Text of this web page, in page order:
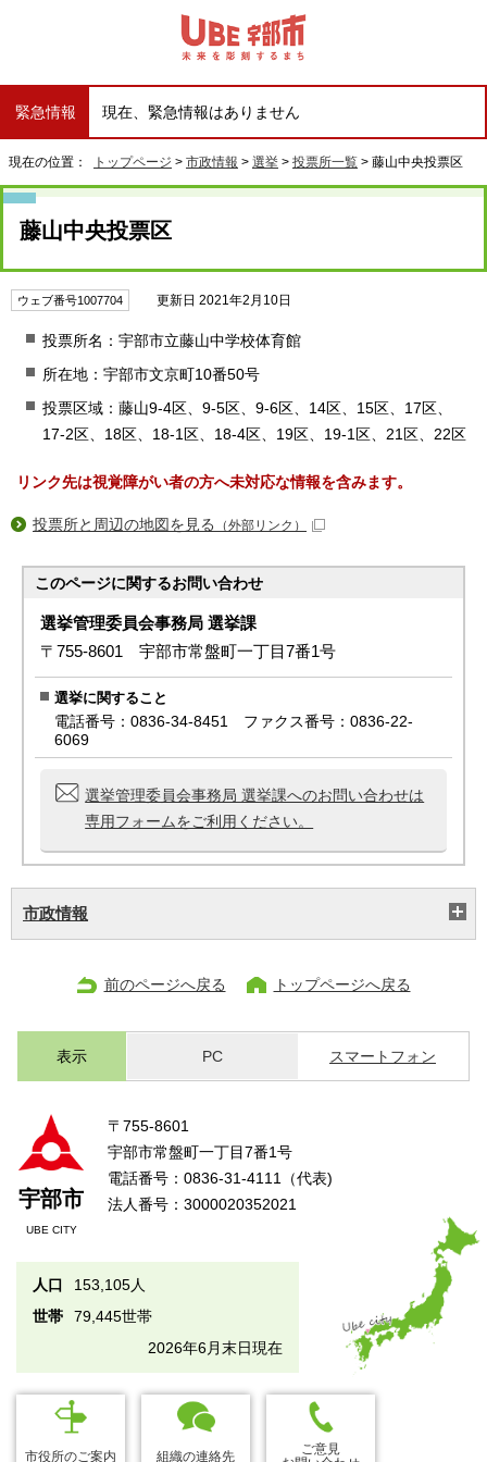
緊急情報 現在、緊急情報はありません
現在の位置： トップページ > 市政情報 > 選挙 > 投票所一覧 > 藤山中央投票区
藤山中央投票区
ウェブ番号1007704 更新日 2021年2月10日
投票所名：宇部市立藤山中学校体育館
所在地：宇部市文京町10番50号
投票区域：藤山9-4区、9-5区、9-6区、14区、15区、17区、
17-2区、18区、18-1区、18-4区、19区、19-1区、21区、22区
リンク先は視覚障がい者の方へ未対応な情報を含みます。
投票所と周辺の地図を見る （外部リンク）
このページに関するお問い合わせ
選挙管理委員会事務局 選挙課
〒755-8601 宇部市常盤町一丁目7番1号
選挙に関すること
電話番号：0836-34-8451 ファクス番号：0836-22-
6069
選挙管理委員会事務局 選挙課へのお問い合わせは
専用フォームをご利用ください。
市政情報
前のページへ戻る トップページへ戻る
表示 PC スマートフォン
宇部市
UBE CITY
〒755-8601
宇部市常盤町一丁目7番1号
電話番号：0836-31-4111（代表)
法人番号：3000020352021
人口
153,105人
世帯
79,445世帯
2026年6月末日現在
市役所のご案内 組織の連絡先
ご意見